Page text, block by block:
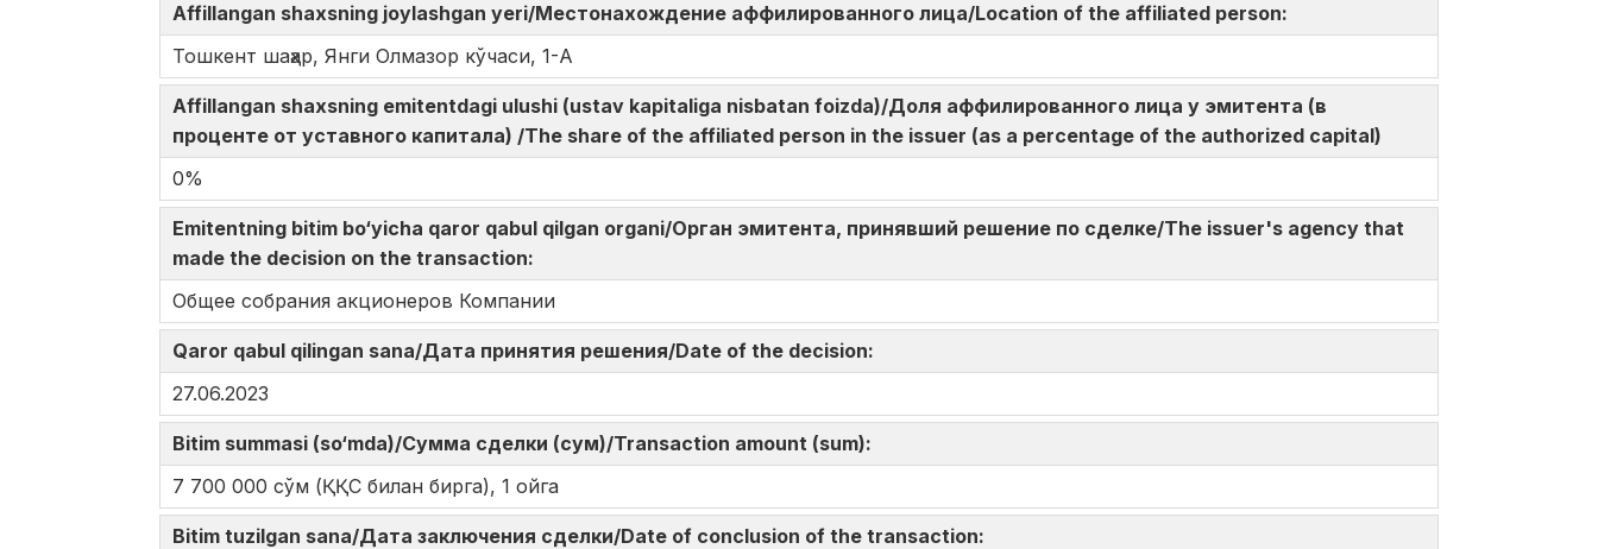
Affillangan shaxsning joylashgan yeri/Местонахождение аффилированного лица/Location of the affiliated person:
Тошкент шаҳар, Янги Олмазор кўчаси, 1-А
Affillangan shaxsning emitentdagi ulushi (ustav kapitaliga nisbatan foizda)/Доля аффилированного лица у эмитента (в
проценте от уставного капитала) /The share of the affiliated person in the issuer (as a percentage of the authorized capital)
0%
Emitentning bitim bo‘yicha qaror qabul qilgan organi/Орган эмитента, принявший решение по сделке/The issuer's agency that
made the decision on the transaction:
Общее собрания акционеров Компании
Qaror qabul qilingan sana/Дата принятия решения/Date of the decision:
27.06.2023
Bitim summasi (so‘mda)/Сумма сделки (сум)/Transaction amount (sum):
7 700 000 сўм (ҚҚС билан бирга), 1 ойга
Bitim tuzilgan sana/Дата заключения сделки/Date of conclusion of the transaction: